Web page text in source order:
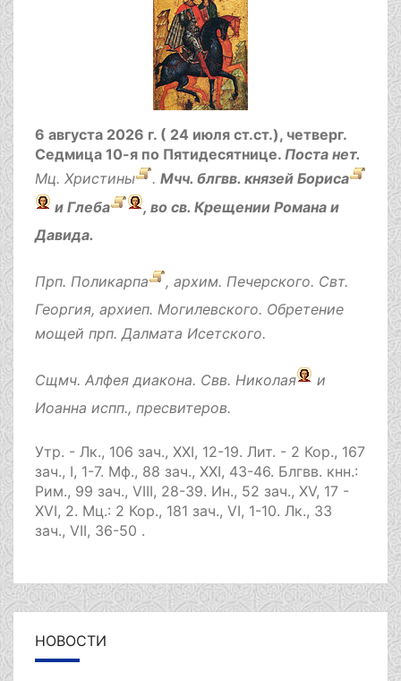
6 августа 2026 г. ( 24 июля ст.ст.), четверг.
Седмица 10-я по Пятидесятнице. Поста нет.
Мц. Христины . Мчч. блгвв. князей Бориса
и Глеба
, во св. Крещении Романа и
Давида.
Прп. Поликарпа
, архим. Печерского. Свт.
Георгия, архиеп. Могилевского. Обретение
мощей прп.Далмата Исетского.
Сщмч. Алфея диакона. Свв. Николая
и
Иоанна испп., пресвитеров.
Утр. - Лк., 106 зач., XXI, 12-19. Лит. - 2 Кор., 167
зач., I, 1-7. Мф., 88 зач., XXI, 43-46. Блгвв. кнн.:
Рим., 99 зач., VIII, 28-39. Ин., 52 зач., XV, 17 -
XVI, 2. Мц.: 2 Кор., 181 зач., VI, 1-10. Лк., 33
зач., VII, 36-50 .
НОВОСТИ